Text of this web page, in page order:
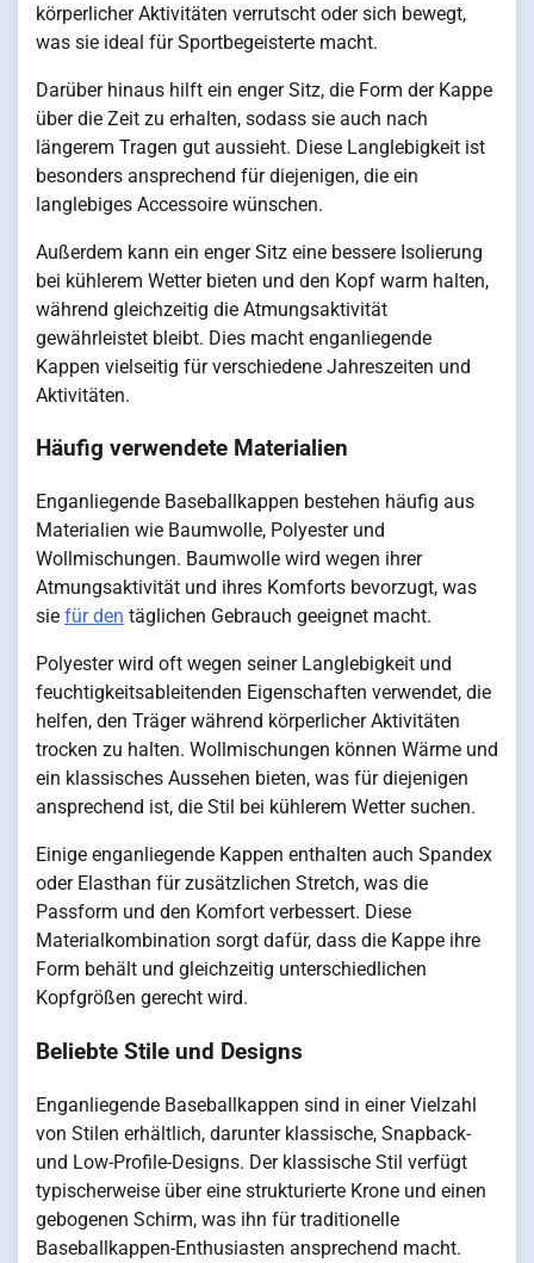
körperlicher Aktivitäten verrutscht oder sich bewegt,
was sie ideal für Sportbegeisterte macht.
Darüber hinaus hilft ein enger Sitz, die Form der Kappe
über die Zeit zu erhalten, sodass sie auch nach
längerem Tragen gut aussieht. Diese Langlebigkeit ist
besonders ansprechend für diejenigen, die ein
langlebiges Accessoire wünschen.
Außerdem kann ein enger Sitz eine bessere Isolierung
bei kühlerem Wetter bieten und den Kopf warm halten,
während gleichzeitig die Atmungsaktivität
gewährleistet bleibt. Dies macht enganliegende
Kappen vielseitig für verschiedene Jahreszeiten und
Aktivitäten.
Häufig verwendete Materialien
Enganliegende Baseballkappen bestehen häufig aus
Materialien wie Baumwolle, Polyester und
Wollmischungen. Baumwolle wird wegen ihrer
Atmungsaktivität und ihres Komforts bevorzugt, was
sie für den täglichen Gebrauch geeignet macht.
Polyester wird oft wegen seiner Langlebigkeit und
feuchtigkeitsableitenden Eigenschaften verwendet, die
helfen, den Träger während körperlicher Aktivitäten
trocken zu halten. Wollmischungen können Wärme und
ein klassisches Aussehen bieten, was für diejenigen
ansprechend ist, die Stil bei kühlerem Wetter suchen.
Einige enganliegende Kappen enthalten auch Spandex
oder Elasthan für zusätzlichen Stretch, was die
Passform und den Komfort verbessert. Diese
Materialkombination sorgt dafür, dass die Kappe ihre
Form behält und gleichzeitig unterschiedlichen
Kopfgrößen gerecht wird.
Beliebte Stile und Designs
Enganliegende Baseballkappen sind in einer Vielzahl
von Stilen erhältlich, darunter klassische, Snapback-
und Low-Profile-Designs. Der klassische Stil verfügt
typischerweise über eine strukturierte Krone und einen
gebogenen Schirm, was ihn für traditionelle
Baseballkappen-Enthusiasten ansprechend macht.